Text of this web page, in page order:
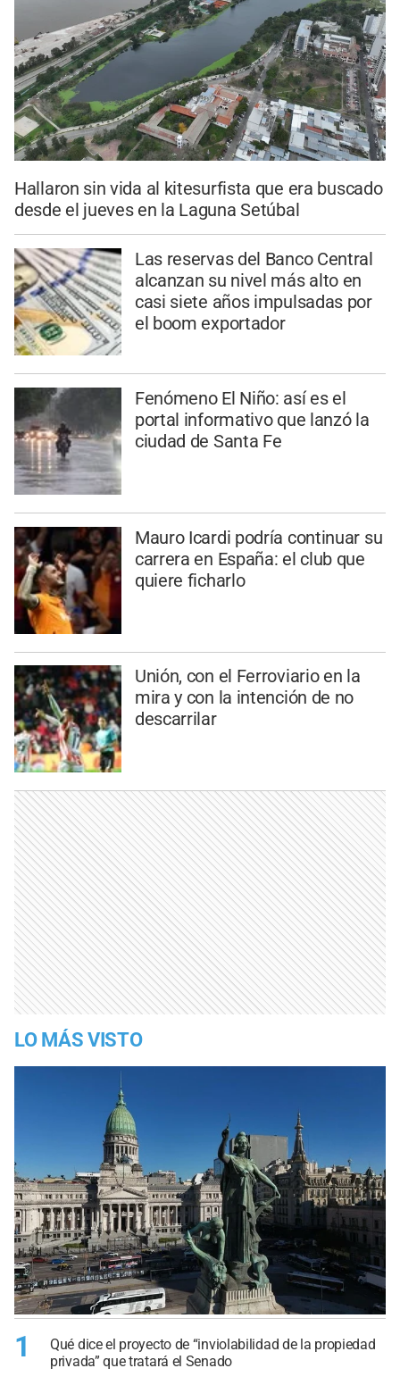
Hallaron sin vida al kitesurfista que era buscado
desde el jueves en la Laguna Setúbal
Las reservas del Banco Central
alcanzan su nivel más alto en
casi siete años impulsadas por
el boom exportador
Fenómeno El Niño: así es el
portal informativo que lanzó la
ciudad de Santa Fe
Mauro Icardi podría continuar su
carrera en España: el club que
quiere ficharlo
Unión, con el Ferroviario en la
mira y con la intención de no
descarrilar
LO MÁS VISTO
1
Qué dice el proyecto de “inviolabilidad de la propiedad
privada” que tratará el Senado